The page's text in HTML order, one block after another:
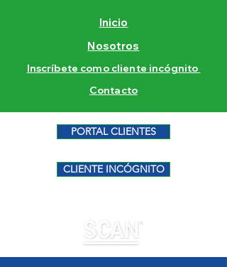
Inicio
Nosotros
Inscríbete como cliente incógnito
Contacto
PORTAL CLIENTES
CLIENTE INCÓGNITO